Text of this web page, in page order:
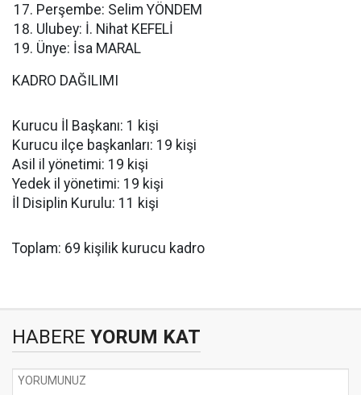
Perşembe: Selim YÖNDEM
Ulubey: İ. Nihat KEFELİ
Ünye: İsa MARAL
KADRO DAĞILIMI
Kurucu İl Başkanı: 1 kişi
Kurucu ilçe başkanları: 19 kişi
Asil il yönetimi: 19 kişi
Yedek il yönetimi: 19 kişi
İl Disiplin Kurulu: 11 kişi
Toplam: 69 kişilik kurucu kadro
HABERE YORUM KAT